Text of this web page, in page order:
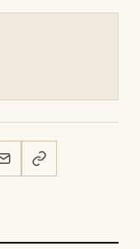
LINK
KOPIEREN